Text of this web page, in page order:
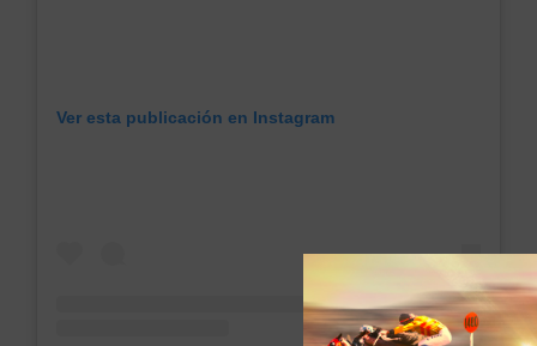
Ver esta publicación en Instagram